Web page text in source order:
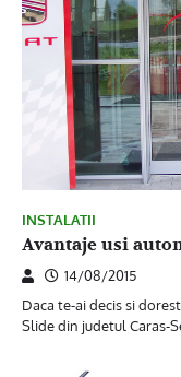
INSTALATII
Avantaje usi
14/08/2015
Daca te-ai decis si
Slide din judetul Caras-